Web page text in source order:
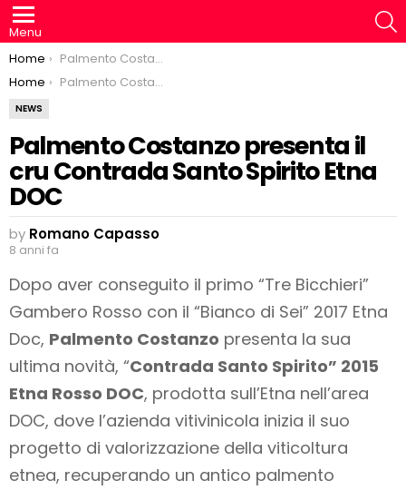
Menu
You are here:
Home
Palmento Costanzo presenta il cru Contrada Santo Spirito Etna DOC
You are here:
Home Palmento Costanzo presenta il cru Contrada Santo Spirito Etna DOC
NEWS
Palmento Costanzo presenta il
cru Contrada Santo Spirito Etna
DOC
by Romano Capasso
8 anni fa
Dopo aver conseguito il primo “Tre Bicchieri”
Gambero Rosso con il “Bianco di Sei” 2017 Etna
Doc, Palmento Costanzo presenta la sua
ultima novità, “Contrada Santo Spirito” 2015
Etna Rosso DOC, prodotta sull’Etna nell’area
DOC, dove l’azienda vitivinicola inizia il suo
progetto di valorizzazione della viticoltura
etnea, recuperando un antico palmento